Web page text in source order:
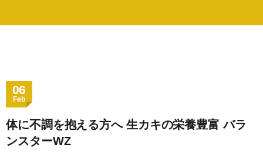
06
Feb
体に不調を抱える方へ 生カキの栄養豊富 バラ
ンスターWZ